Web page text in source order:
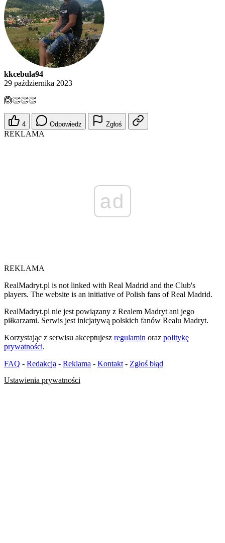
kkcebula94
29 października 2023
🙆👏👏👏
4 Odpowiedz Zgłoś
REKLAMA
ad
REKLAMA
RealMadryt.pl is not linked with Real Madrid and the Club's
players. The website is an initiative of Polish fans of Real Madrid.
RealMadryt.pl nie jest powiązany z Realem Madryt ani jego
piłkarzami. Serwis jest inicjatywą polskich fanów Realu Madryt.
Korzystając z serwisu akceptujesz regulamin oraz politykę
prywatności.
FAQ - Redakcja - Reklama - Kontakt - Zgłoś błąd
Ustawienia prywatności